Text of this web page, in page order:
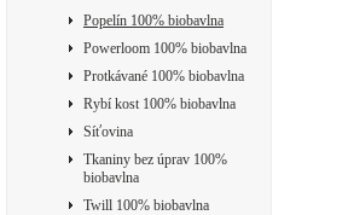
Popelín 100% biobavlna
Powerloom 100% biobavlna
Protkávané 100% biobavlna
Rybí kost 100% biobavlna
Síťovina
Tkaniny bez úprav 100%
biobavlna
Twill 100% biobavlna